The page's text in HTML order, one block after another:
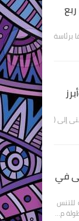
برئاسة
إلى (
في
للتنس
م…